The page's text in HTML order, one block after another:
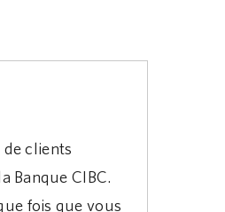
clients
Banque CIBC.
fois que vous